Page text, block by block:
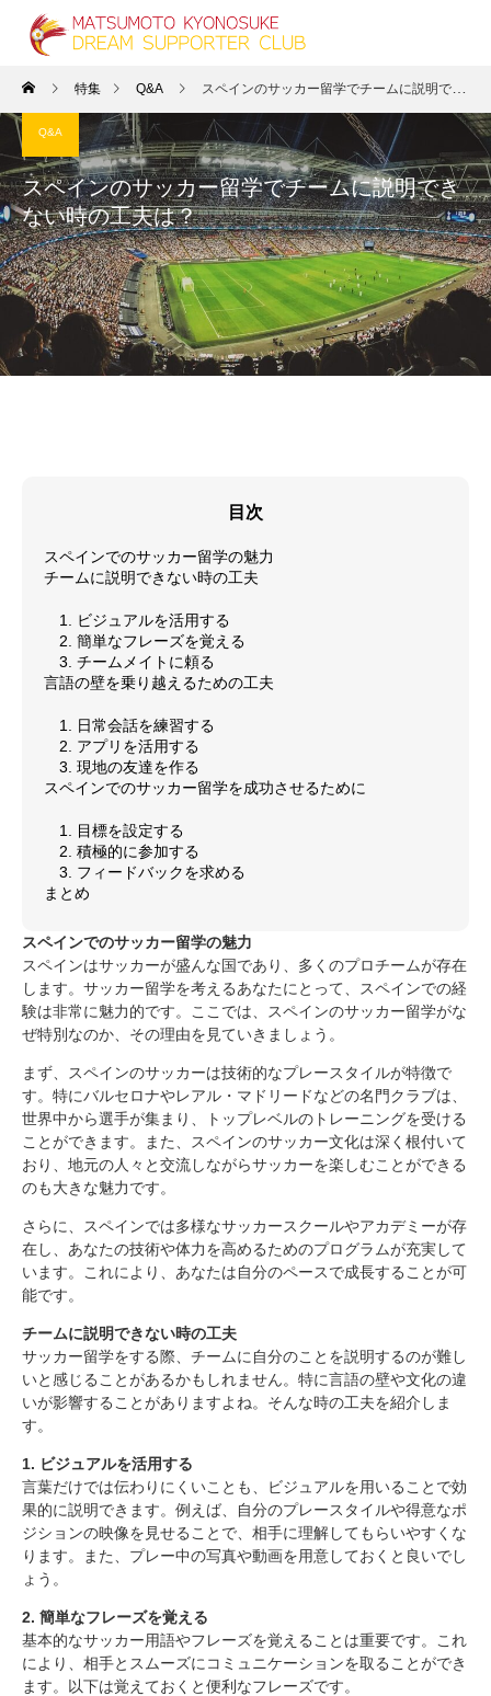
特集 Q&A スペインのサッカー留学でチームに説明できない時の工夫は？
Q&A
スペインのサッカー留学でチームに説明でき
ない時の工夫は？
目次
スペインでのサッカー留学の魅力
チームに説明できない時の工夫
1. ビジュアルを活用する
2. 簡単なフレーズを覚える
3. チームメイトに頼る
言語の壁を乗り越えるための工夫
1. 日常会話を練習する
2. アプリを活用する
3. 現地の友達を作る
スペインでのサッカー留学を成功させるために
1. 目標を設定する
2. 積極的に参加する
3. フィードバックを求める
まとめ
スペインでのサッカー留学の魅力
スペインはサッカーが盛んな国であり、多くのプロチームが存在
します。サッカー留学を考えるあなたにとって、スペインでの経
験は非常に魅力的です。ここでは、スペインのサッカー留学がな
ぜ特別なのか、その理由を見ていきましょう。
まず、スペインのサッカーは技術的なプレースタイルが特徴で
す。特にバルセロナやレアル・マドリードなどの名門クラブは、
世界中から選手が集まり、トップレベルのトレーニングを受ける
ことができます。また、スペインのサッカー文化は深く根付いて
おり、地元の人々と交流しながらサッカーを楽しむことができる
のも大きな魅力です。
さらに、スペインでは多様なサッカースクールやアカデミーが存
在し、あなたの技術や体力を高めるためのプログラムが充実して
います。これにより、あなたは自分のペースで成長することが可
能です。
チームに説明できない時の工夫
サッカー留学をする際、チームに自分のことを説明するのが難し
いと感じることがあるかもしれません。特に言語の壁や文化の違
いが影響することがありますよね。そんな時の工夫を紹介しま
す。
1. ビジュアルを活用する
言葉だけでは伝わりにくいことも、ビジュアルを用いることで効
果的に説明できます。例えば、自分のプレースタイルや得意なポ
ジションの映像を見せることで、相手に理解してもらいやすくな
ります。また、プレー中の写真や動画を用意しておくと良いでし
ょう。
2. 簡単なフレーズを覚える
基本的なサッカー用語やフレーズを覚えることは重要です。これ
により、相手とスムーズにコミュニケーションを取ることができ
ます。以下は覚えておくと便利なフレーズです。